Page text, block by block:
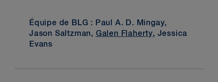
Équipe de BLG : Paul A. D. Mingay,
Jason Saltzman, Galen Flaherty, Jessica
Evans